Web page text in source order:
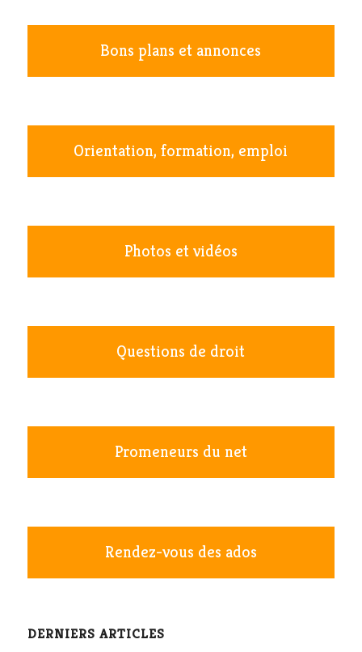
Bons plans et annonces
Orientation, formation, emploi
Photos et vidéos
Questions de droit
Promeneurs du net
Rendez-vous des ados
DERNIERS ARTICLES